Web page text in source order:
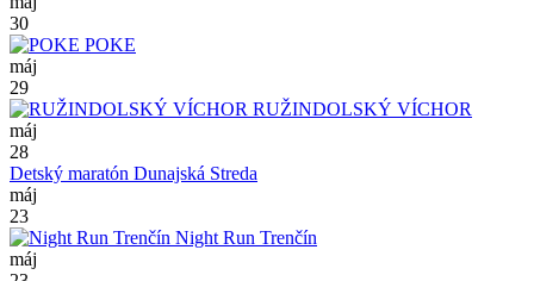
30
POKE
máj
29
RUŽINDOLSKÝ VÍCHOR
máj
28
Detský maratón Dunajská Streda
máj
23
Night Run Trenčín
máj